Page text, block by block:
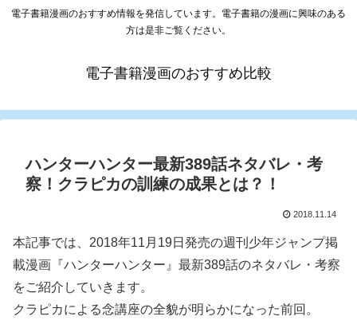
電子書籍漫画のおすすめ情報を発信しています。電子書籍の漫画に興味のある
方は是非ご覧ください。
電子書籍漫画のおすすめ比較
ハンターハンター最新389話ネタバレ・考
察！クラピカの訓練の成果とは？！
2018.11.14
本記事では、2018年11月19日発売の週刊少年ジャンプ掲
載漫画『ハンターハンター』最新389話のネタバレ・考察
をご紹介していきます。
クラピカによる念講座の全貌が明らかになった前回。